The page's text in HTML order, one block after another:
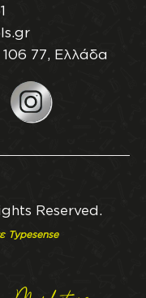
77, Ελλάδα
Reserved.
Typesense